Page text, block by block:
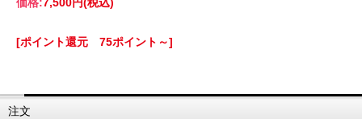
[ポイント還元 75ポイント～]
注文